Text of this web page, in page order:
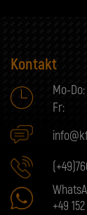
Kontakt
Mo-Do:
Fr:
+49